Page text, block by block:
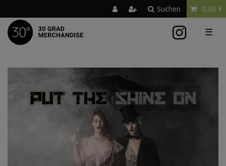
Suchen 0,00 €
☰